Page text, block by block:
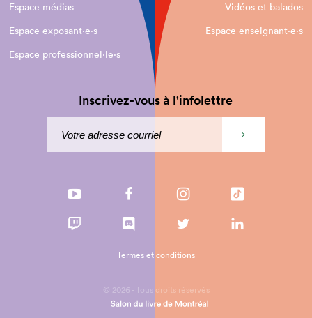
Espace médias
Vidéos et balados
Espace exposant·e⋅s
Espace enseignant·e⋅s
Espace professionnel·le⋅s
Inscrivez-vous à l'infolettre
© 2026 - Tous droits réservés
Termes et conditions